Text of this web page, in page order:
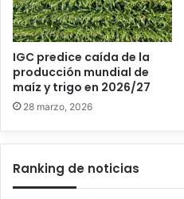
IGC predice caída de la
producción mundial de
maíz y trigo en 2026/27
28 marzo, 2026
Ranking de noticias